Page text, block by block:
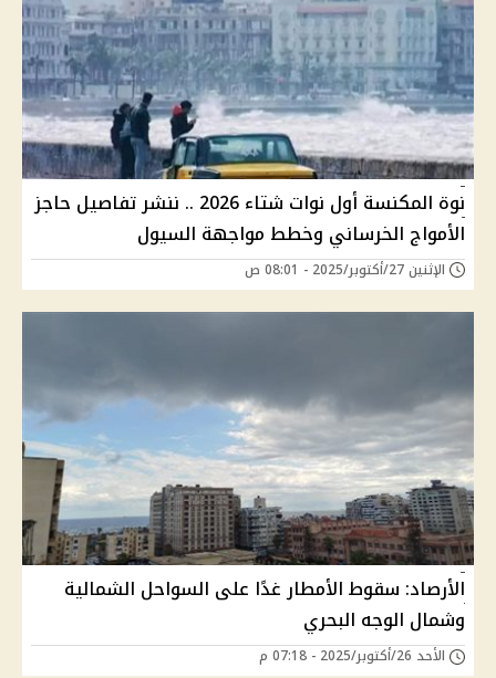
نوة المكنسة أول نوات شتاء 2026 .. ننشر تفاصيل حاجز
الأمواج الخرساني وخطط مواجهة السيول
الإثنين 27/أكتوبر/2025 - 08:01 ص
الأرصاد: سقوط الأمطار غدًا على السواحل الشمالية
وشمال الوجه البحري
الأحد 26/أكتوبر/2025 - 07:18 م